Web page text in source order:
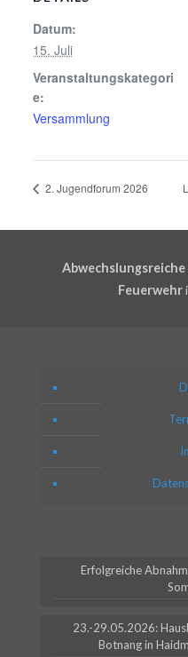
Datum:
15. Juli
Veranstaltungskategori
e:
Versammlung
2. Jugendforum 2026
Feuerwehr
Erfolgreiche
23.-29.05.2026:
Botnang in